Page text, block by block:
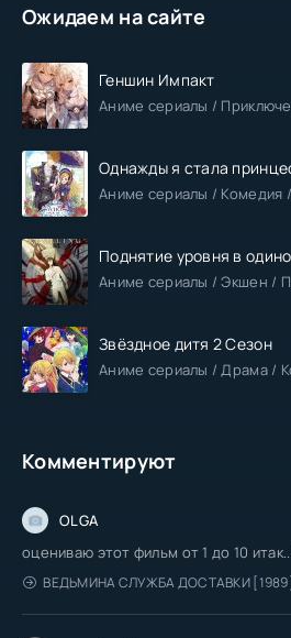
Ожидаем на сайте
Геншин Импакт
Аниме сериалы /
Однажды я стала
Поднятие уровня в
Звёздное дитя 2 Сезон
Комментируют
OLGA
оцениваю этот фильм от 1 до 10
ВЕДЬМИНА СЛУЖБА ДОСТАВКИ [1989]